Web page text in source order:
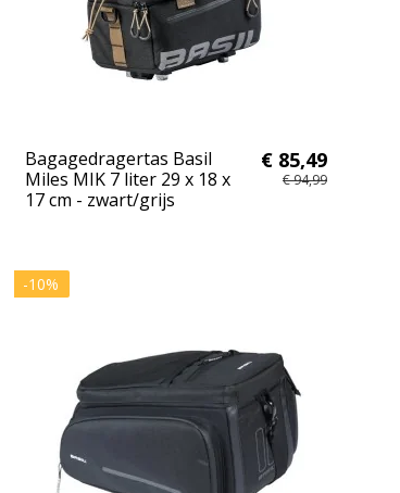
Bagagedragertas Basil
Miles MIK 7 liter 29 x 18 x
17 cm - zwart/grijs
€ 85,49
€ 94,99
-10%